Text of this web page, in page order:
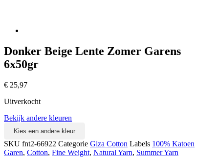
Donker Beige Lente Zomer Garens
6x50gr
€ 25,97
Uitverkocht
Bekijk andere kleuren
Kies een andere kleur
SKU fnt2-66922 Categorie Giza Cotton Labels 100% Katoen
Garen, Cotton, Fine Weight, Natural Yarn, Summer Yarn